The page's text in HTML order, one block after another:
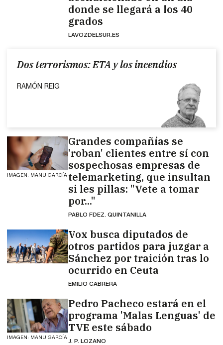
donde se llegará a los 40
grados
LAVOZDELSUR.ES
Dos terrorismos: ETA y los incendios
RAMÓN REIG
IMAGEN: MANU GARCÍA
Grandes compañías se
'roban' clientes entre sí con
sospechosas empresas de
telemarketing, que insultan
si les pillas: "Vete a tomar
por..."
PABLO FDEZ. QUINTANILLA
Vox busca diputados de
otros partidos para juzgar a
Sánchez por traición tras lo
ocurrido en Ceuta
EMILIO CABRERA
IMAGEN: MANU GARCÍA
Pedro Pacheco estará en el
programa 'Malas Lenguas' de
TVE este sábado
J. P. LOZANO